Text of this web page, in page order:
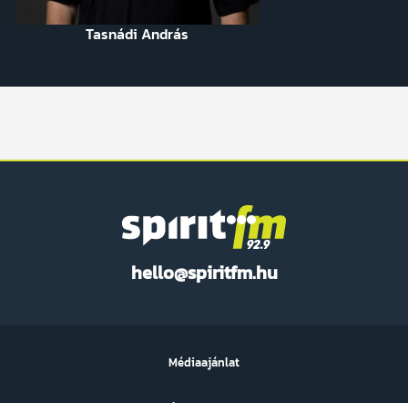
Tasnádi András
hello@spiritfm.hu
FM
Médiaajánlat